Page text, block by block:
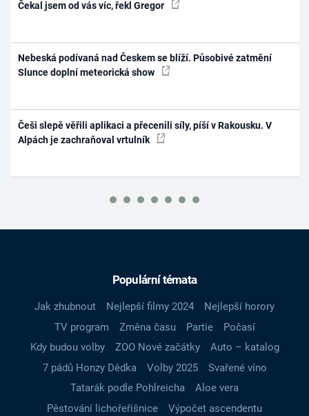
Čekal jsem od vás víc, řekl Gregor
Nebeská podívaná nad Českem se blíží. Působivé zatmění
Slunce doplní meteorická show
Češi slepě věřili aplikaci a přecenili síly, píší v Rakousku. V
Alpách je zachraňoval vrtulník
Populární témata
Jak zhubnout Nejlepší filmy 2024
Nejlepší horory
TV program
Změna času Partie
Počasí
Kdy budou volby
ZOO Nové začátky
Auto – katalog
7 pádů Honzy Dědka
Volby 2025
Svařené víno
Tatarák podle Pohlreicha
Aloe vera
Pěstování lichořeřišnice
Výpočet ascendentu